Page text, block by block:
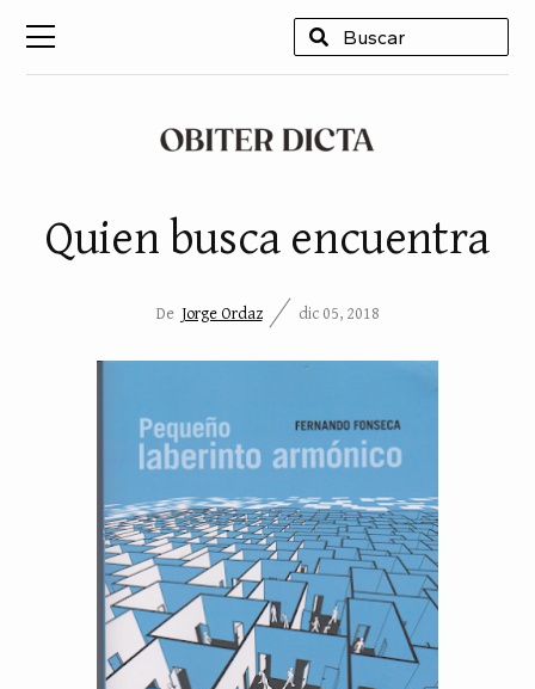
Quien busca encuentra
De Jorge Ordaz dic 05, 2018